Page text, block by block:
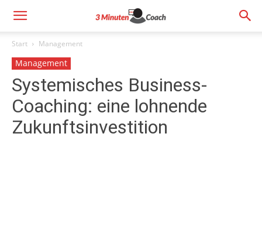
Start Management
Management
Systemisches Business-
Coaching: eine lohnende
Zukunftsinvestition